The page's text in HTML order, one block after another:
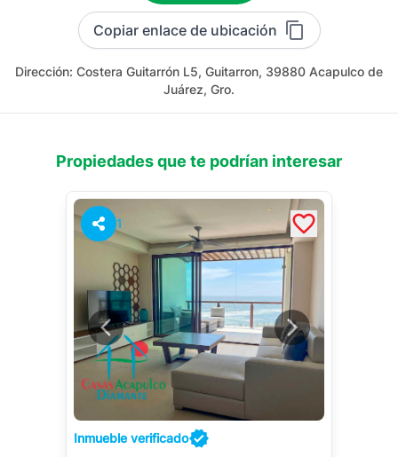
Copiar enlace de ubicación
Dirección: Costera Guitarrón L5, Guitarron, 39880 Acapulco de
Juárez, Gro.
Propiedades que te podrían interesar
1
Inmueble verificado